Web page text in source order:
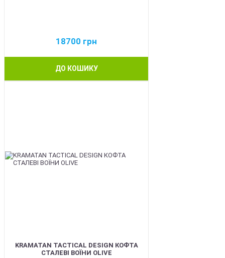
18700 грн
ДО КОШИКУ
KRAMATAN TACTICAL DESIGN КОФТА
СТАЛЕВІ ВОЇНИ OLIVE